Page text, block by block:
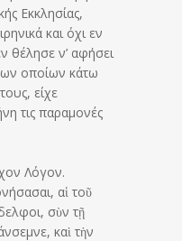
Εκκλησίας,
και όχι εν
θέλησε ν’ αφήσει
οποίων κάτω
είχε
τις παραμονές
Λόγον.
αἱ τοῦ
σὺν τῇ
καὶ τὴν